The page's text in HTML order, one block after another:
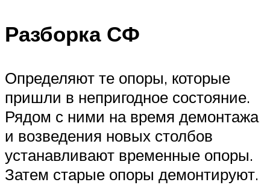
Разборка СФ
Определяют те опоры, которые
пришли в непригодное состояние.
Рядом с ними на время демонтажа
и возведения новых столбов
устанавливают временные опоры.
Затем старые опоры демонтируют.